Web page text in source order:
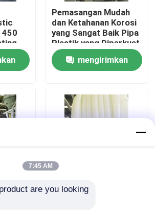
450
Pemasangan Mudah
dan Ketahanan Korosi
yang Sangat Baik Pipa
Plastik yang Diperkuat
Fiberglass dengan
Ketahanan UV yang
Sangat Baik
mengirimkan
Pipe,
Pengeboran Bahan PE
7:45 AM
are you looking